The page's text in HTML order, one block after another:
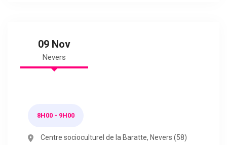
09 Nov
Nevers
8H00 - 9H00
Centre socioculturel de la Baratte, Nevers (58)